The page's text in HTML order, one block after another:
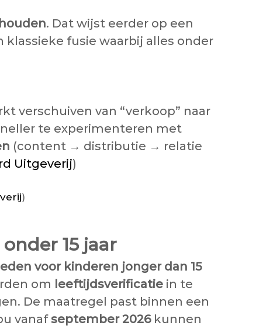
. Dat wijst eerder op een
fusie waarbij alles onder
verschuiven van “verkoop” naar
te experimenteren met
(content → distributie → relatie
Uitgeverij)
)
15 jaar
voor kinderen jonger dan 15
om leeftijdsverificatie in te
De maatregel past binnen een
vanafseptember 2026kunnen